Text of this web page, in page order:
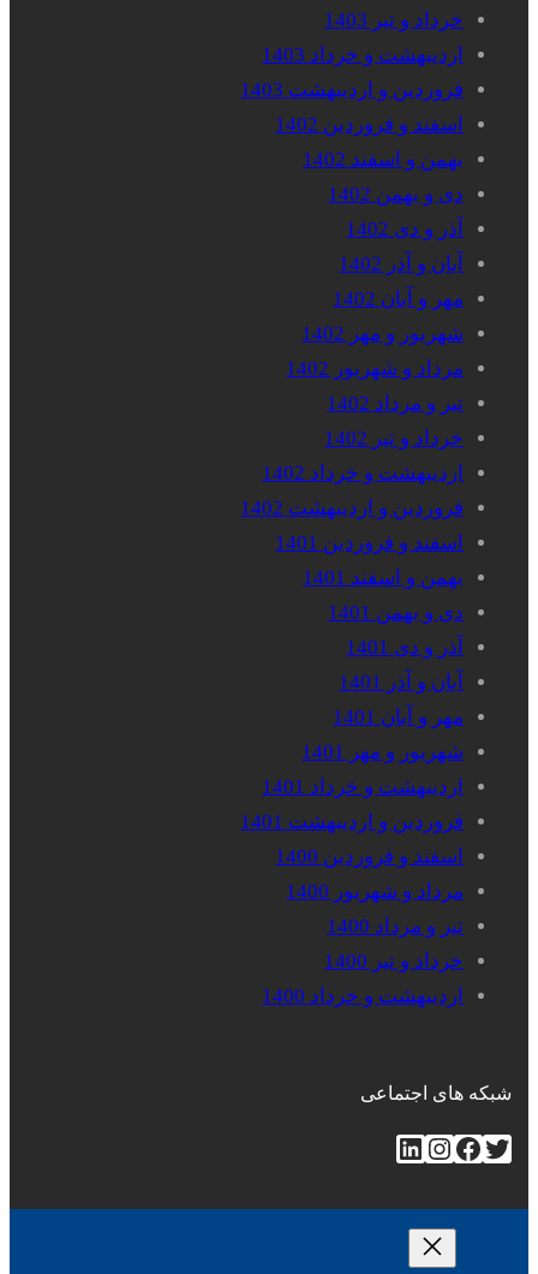
خرداد و تیر 1403
اردیبهشت و خرداد 1403
فروردین و اردیبهشت 1403
اسفند و فروردین 1402
بهمن و اسفند 1402
دی و بهمن 1402
آذر و دی 1402
آبان و آذر 1402
مهر و آبان 1402
شهریور و مهر 1402
مرداد و شهریور 1402
تیر و مرداد 1402
خرداد و تیر 1402
اردیبهشت و خرداد 1402
فروردین و اردیبهشت 1402
اسفند و فروردین 1401
بهمن و اسفند 1401
دی و بهمن 1401
آذر و دی 1401
آبان و آذر 1401
مهر و آبان 1401
شهریور و مهر 1401
اردیبهشت و خرداد 1401
فروردین و اردیبهشت 1401
اسفند و فروردین 1400
مرداد و شهریور 1400
تیر و مرداد 1400
خرداد و تیر 1400
اردیبهشت و خرداد 1400
شبکه های اجتماعی
توییتر فیس‌بوکاینستاگرم لینکداین